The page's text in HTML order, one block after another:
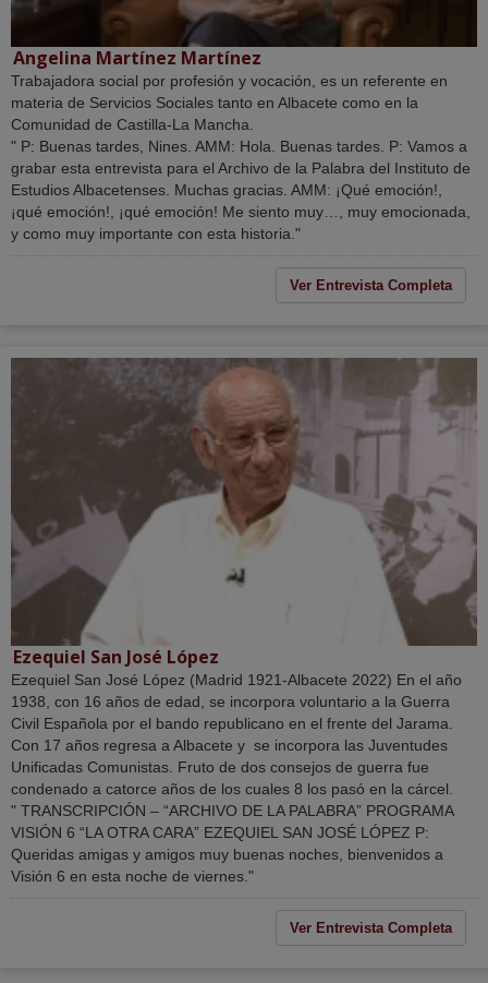
Angelina Martínez Martínez
Trabajadora social por profesión y vocación, es un referente en
materia de Servicios Sociales tanto en Albacete como en la
Comunidad de Castilla-La Mancha.
" P: Buenas tardes, Nines. AMM: Hola. Buenas tardes. P: Vamos a
grabar esta entrevista para el Archivo de la Palabra del Instituto de
Estudios Albacetenses. Muchas gracias. AMM: ¡Qué emoción!,
¡qué emoción!, ¡qué emoción! Me siento muy…, muy emocionada,
y como muy importante con esta historia."
Ver Entrevista Completa
Ezequiel San José López
Ezequiel San José López (Madrid 1921-Albacete 2022) En el año
1938, con 16 años de edad, se incorpora voluntario a la Guerra
Civil Española por el bando republicano en el frente del Jarama.
Con 17 años regresa a Albacete y se incorpora las Juventudes
Unificadas Comunistas. Fruto de dos consejos de guerra fue
condenado a catorce años de los cuales 8 los pasó en la cárcel.
" TRANSCRIPCIÓN – “ARCHIVO DE LA PALABRA” PROGRAMA
VISIÓN 6 “LA OTRA CARA” EZEQUIEL SAN JOSÉ LÓPEZ P:
Queridas amigas y amigos muy buenas noches, bienvenidos a
Visión 6 en esta noche de viernes."
Ver Entrevista Completa